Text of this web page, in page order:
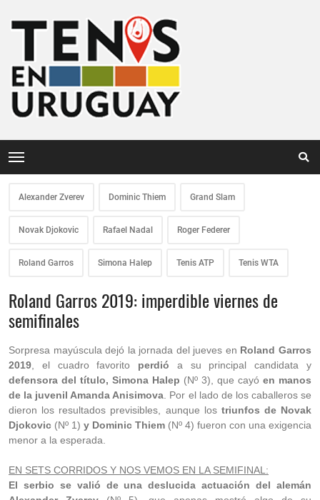
Alexander Zverev Dominic Thiem Grand Slam
Novak Djokovic Rafael Nadal Roger Federer
Roland Garros Simona Halep Tenis ATP Tenis WTA
Roland Garros 2019: imperdible viernes de
semifinales
Sorpresa mayúscula dejó la jornada del jueves en Roland Garros
2019 , el cuadro favorito perdió a su principal candidata y
defensora del título, Simona Halep (Nº 3), que cayó en manos
de la juvenil Amanda Anisimova . Por el lado de los caballeros se
dieron los resultados previsibles, aunque los triunfos de Novak
Djokovic (Nº 1) y Dominic Thiem (Nº 4) fueron con una exigencia
menor a la esperada.
EN SETS CORRIDOS Y NOS VEMOS EN LA SEMIFINAL:
El serbio se valió de una deslucida actuación del alemán